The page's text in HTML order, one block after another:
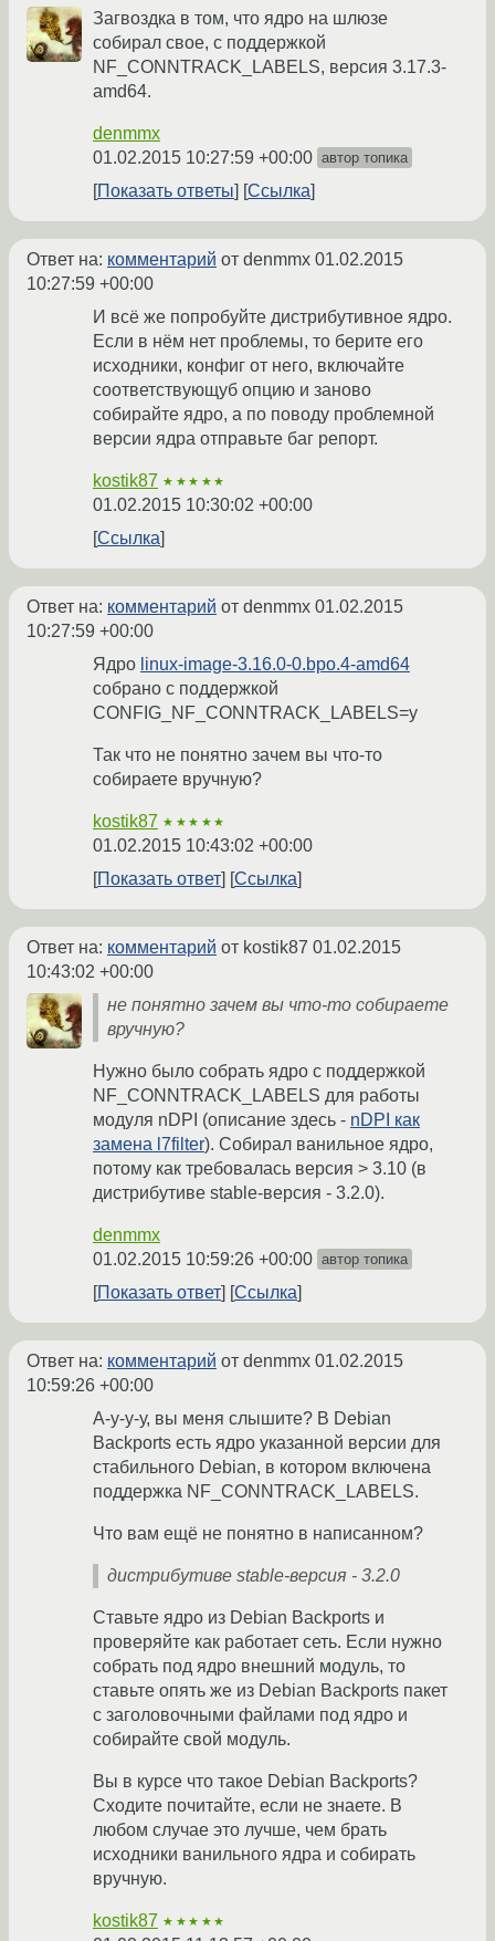
Загвоздка в том, что ядро на шлюзе
собирал свое, с поддержкой
NF_CONNTRACK_LABELS, версия 3.17.3-
amd64.
denmmx
01.02.2015 10:27:59 +00:00 автор топика
Показать ответы Ссылка
Ответ на: комментарий от denmmx 01.02.2015
10:27:59 +00:00
И всё же попробуйте дистрибутивное ядро.
Если в нём нет проблемы, то берите его
исходники, конфиг от него, включайте
соответствующуб опцию и заново
собирайте ядро, а по поводу проблемной
версии ядра отправьте баг репорт.
kostik87 ★★★★★
01.02.2015 10:30:02 +00:00
Ссылка
Ответ на: комментарий от denmmx 01.02.2015
10:27:59 +00:00
Ядро linux-image-3.16.0-0.bpo.4-amd64
собрано с поддержкой
CONFIG_NF_CONNTRACK_LABELS=y
Так что не понятно зачем вы что-то
собираете вручную?
kostik87 ★★★★★
01.02.2015 10:43:02 +00:00
Показать ответ
Ссылка
Ответ на: комментарий от kostik87 01.02.2015
10:43:02 +00:00
не понятно зачем вы что-то собираете
вручную?
Нужно было собрать ядро с поддержкой
NF_CONNTRACK_LABELS для работы
модуля nDPI (описание здесь - nDPI как
замена l7filter). Собирал ванильное ядро,
потому как требовалась версия > 3.10 (в
дистрибутиве stable-версия - 3.2.0).
denmmx
01.02.2015 10:59:26 +00:00 автор топика
Показать ответ Ссылка
Ответ на: комментарий от denmmx 01.02.2015
10:59:26 +00:00
А-у-у-у, вы меня слышите? В Debian
Backports есть ядро указанной версии для
стабильного Debian, в котором включена
поддержка NF_CONNTRACK_LABELS.
Что вам ещё не понятно в написанном?
дистрибутиве stable-версия - 3.2.0
Ставьте ядро из Debian Backports и
проверяйте как работает сеть. Если нужно
собрать под ядро внешний модуль, то
ставьте опять же из Debian Backports пакет
с заголовочными файлами под ядро и
собирайте свой модуль.
Вы в курсе что такое Debian Backports?
Сходите почитайте, если не знаете. В
любом случае это лучше, чем брать
исходники ванильного ядра и собирать
вручную.
kostik87 ★★★★★